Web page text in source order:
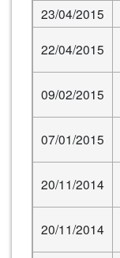
23/04/2015
22/04/2015
09/02/2015
07/01/2015
20/11/2014
20/11/2014